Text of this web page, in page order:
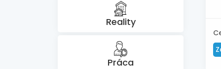
Reality
Práca